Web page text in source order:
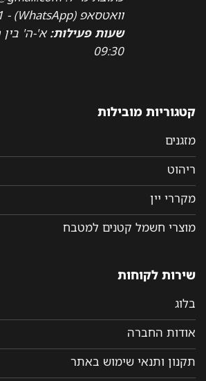
וואטסאפ (WhatsApp) - 058-6057111
שעות פעילות:
09:30
קטגוריות מובילות
מזגנים
ריהוט
מקררי יין
מוצרי חשמל קטנים למטבח
שירות לקוחות
בלוג
אודות החברה
תקנון ותנאי שימוש באתר